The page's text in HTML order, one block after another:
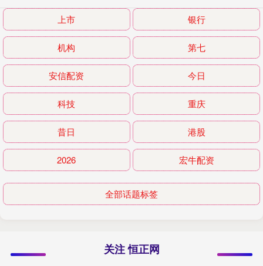
上市 银行
机构 第七
安信配资 今日
科技 重庆
昔日 港股
2026 宏牛配资
全部话题标签
关注 恒正网